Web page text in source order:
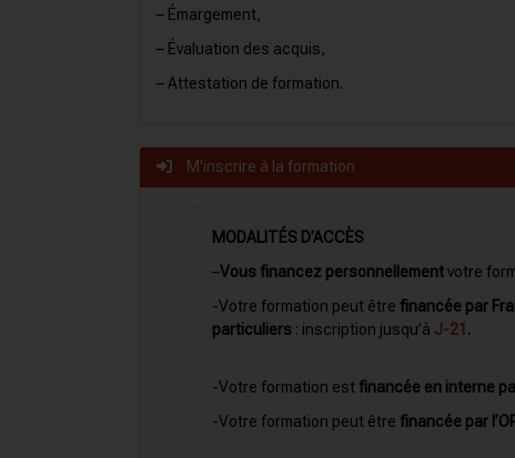
– Émargement,
– Évaluation des acquis,
– Attestation de formation.
M'inscrire à la formation
MODALITÉS D’ACCÈS
–Vous financez personnellementvotre
-Votre formation peut être financée par
particuliers : inscription jusqu’à J-21 .
-Votre formation est financée en interne
-Votre formation peut être financée par